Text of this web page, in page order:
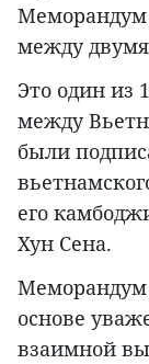
Меморандум
между
Это один из
между
были
его
Хун Сена.
Меморандум
основе
взаимной